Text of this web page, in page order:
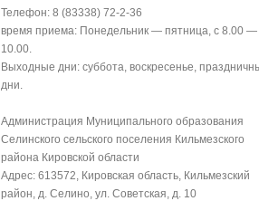
Телефон: 8 (83338) 72-2-36
время приема: Понедельник — пятница, с 8.00 —
10.00.
Выходные дни: суббота, воскресенье,
дни.
Администрация Муниципального образования
Селинского сельского поселения Кильмезского
района Кировской области
Адрес: 613572, Кировская область, Кильмезский
район, д. Селино, ул. Советская, д. 10